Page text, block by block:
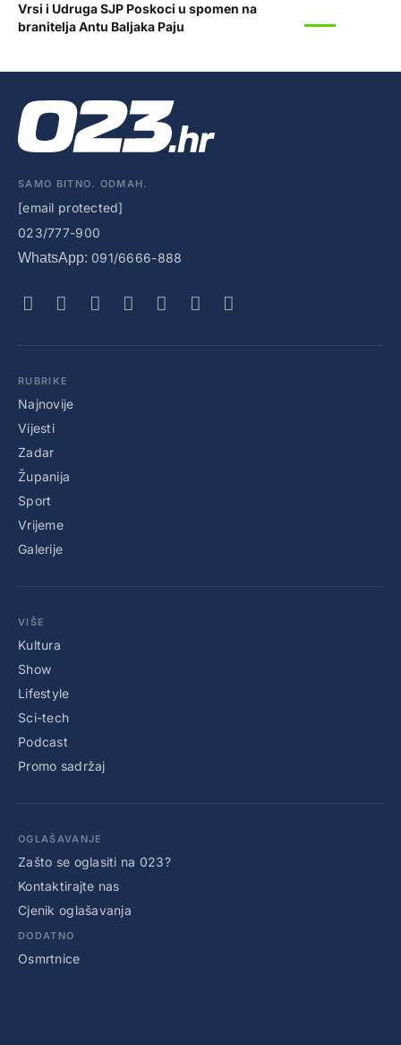
Vrsi i Udruga SJP Poskoci u spomen na
branitelja Antu Baljaka Paju
SAMO BITNO. ODMAH.
[email protected]
023/777-900
WhatsApp: 091/6666-888
RUBRIKE
Najnovije
Vijesti
Zadar
Županija
Sport
Vrijeme
Galerije
VIŠE
Kultura
Show
Lifestyle
Sci-tech
Podcast
Promo sadržaj
OGLAŠAVANJE
Zašto se oglasiti na 023?
Kontaktirajte nas
Cjenik oglašavanja
DODATNO
Osmrtnice